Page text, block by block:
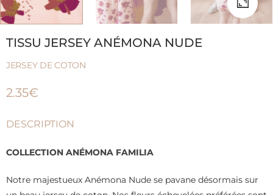
TISSU JERSEY ANÉMONA NUDE
JERSEY DE COTON
2.35€
DESCRIPTION
COLLECTION ANÉMONA FAMILIA
Notre majestueux Anémona Nude se pavane désormais sur